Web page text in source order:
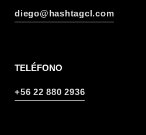
diego@hashtagcl.com
TELÉFONO
+56 22 880 2936